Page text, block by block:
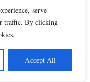
serve
traffic. By clicking
Accept All